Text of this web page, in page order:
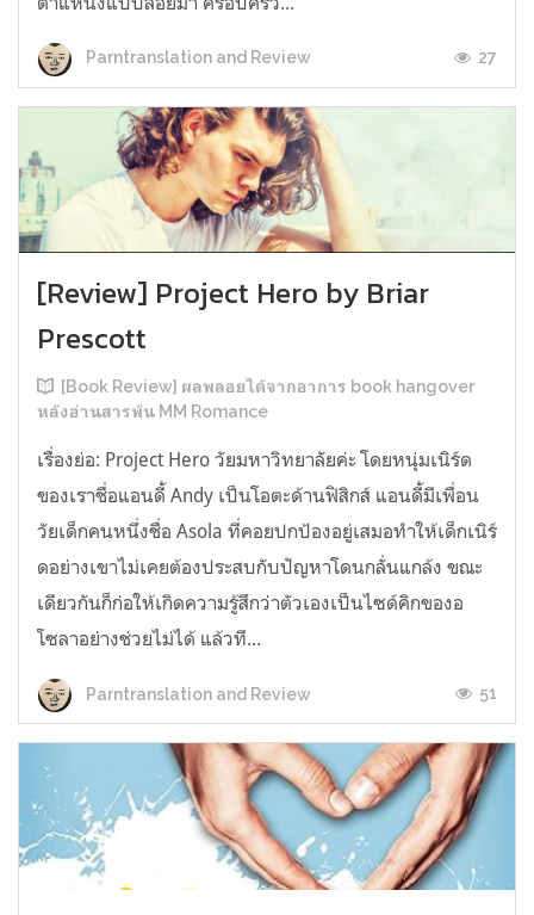
Parntranslation and Review 27
[Review] Project Hero by Briar
Prescott
[Book Review] ผลพลอยได้จากอาการ book hangover
หลังอ่านสารพัน MM Romance
เรื่องย่อ: Project Hero วัยมหาวิทยาลัยค่ะ โดยหนุ่มเนิร์ด
ของเราชื่อแอนดี้ Andy เป็นโอตะด้านฟิสิกส์ แอนดี้มีเพื่อน
วัยเด็กคนหนึ่งชื่อ Asola ที่คอยปกป้องอยู่เสมอทำให้เด็กเนิร์
ดอย่างเขาไม่เคยต้องประสบกับปัญหาโดนกลั่นแกล้ง ขณะ
เดียวกันก็ก่อให้เกิดความรู้สึกว่าตัวเองเป็นไซด์คิกของอ
โซลาอย่างช่วยไม่ได้ แล้วที...
Parntranslation and Review 51